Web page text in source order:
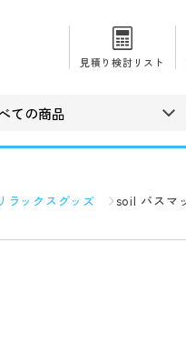
見積り検討リスト
ラックスグッズ soil バスマ